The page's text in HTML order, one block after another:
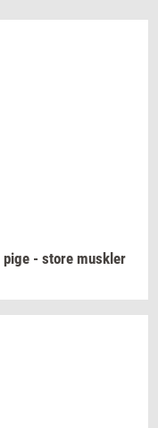
pige - store mus­k­ler